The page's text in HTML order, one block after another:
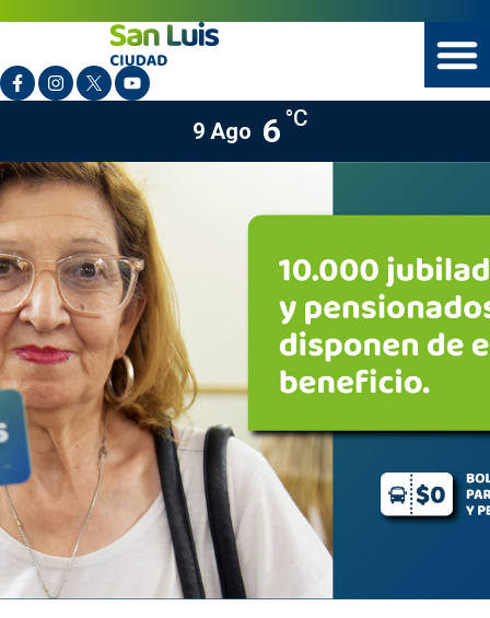
9 Ago 6 °C